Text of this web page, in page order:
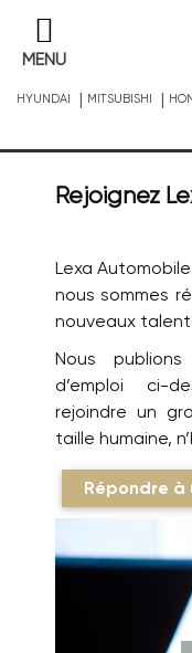
MENU
HYUNDAI | MITSUBISHI |
Rejoignez
Lexa
nous sommes
nouveaux
Nous
d’emploi ci-
rejoindre un
taille humaine,
Répondre à